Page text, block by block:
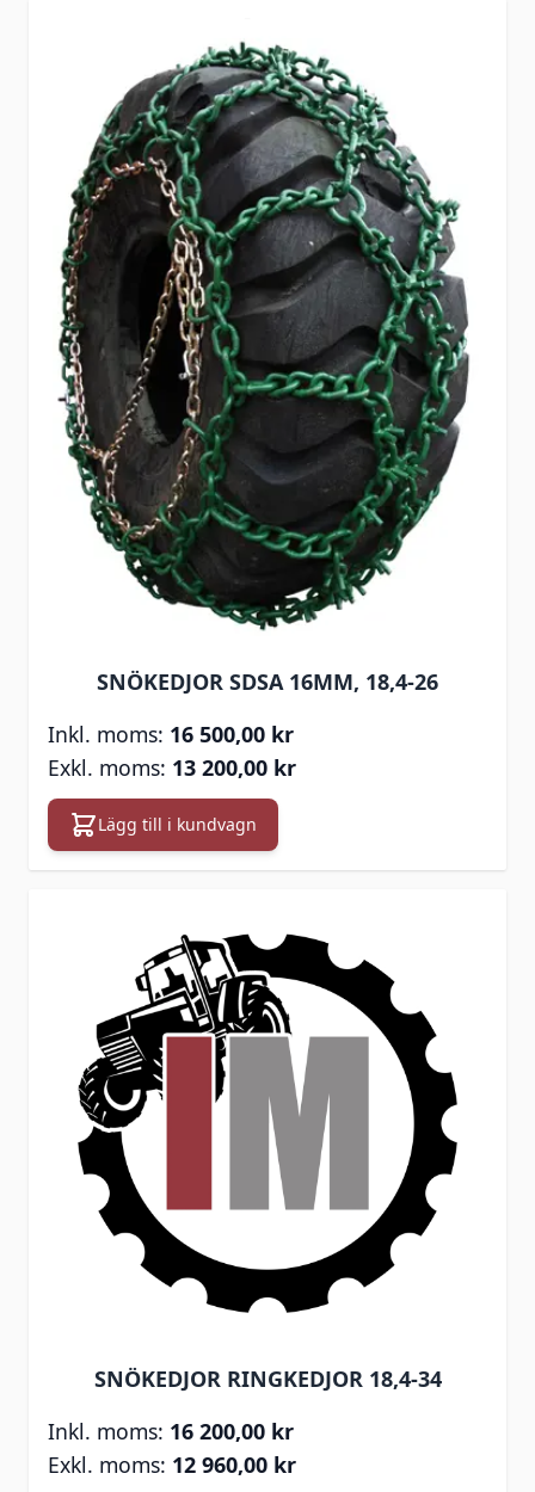
SNÖKEDJOR SDSA 16MM, 18,4-26
16 500,00 kr
13 200,00 kr
Lägg till i kundvagn
SNÖKEDJOR RINGKEDJOR 18,4-34
16 200,00 kr
12 960,00 kr